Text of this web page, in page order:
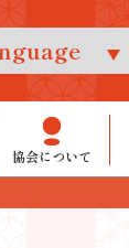
協会について